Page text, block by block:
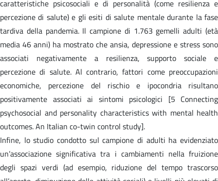
caratteristiche psicosociali e di personalità (come resilienza e
percezione di salute) e gli esiti di salute mentale durante la fase
tardiva della pandemia. Il campione di 1.763 gemelli adulti (età
media 46 anni) ha mostrato che ansia, depressione e stress sono
associati negativamente a resilienza, supporto sociale e
percezione di salute. Al contrario, fattori come preoccupazioni
economiche, percezione del rischio e ipocondria risultano
positivamente associati ai sintomi psicologici [5 Connecting
psychosocial and personality characteristics with mental health
outcomes. An Italian co-twin control study].
Infine, lo studio condotto sul campione di adulti ha evidenziato
un’associazione significativa tra i cambiamenti nella fruizione
degli spazi verdi (ad esempio, riduzione del tempo trascorso